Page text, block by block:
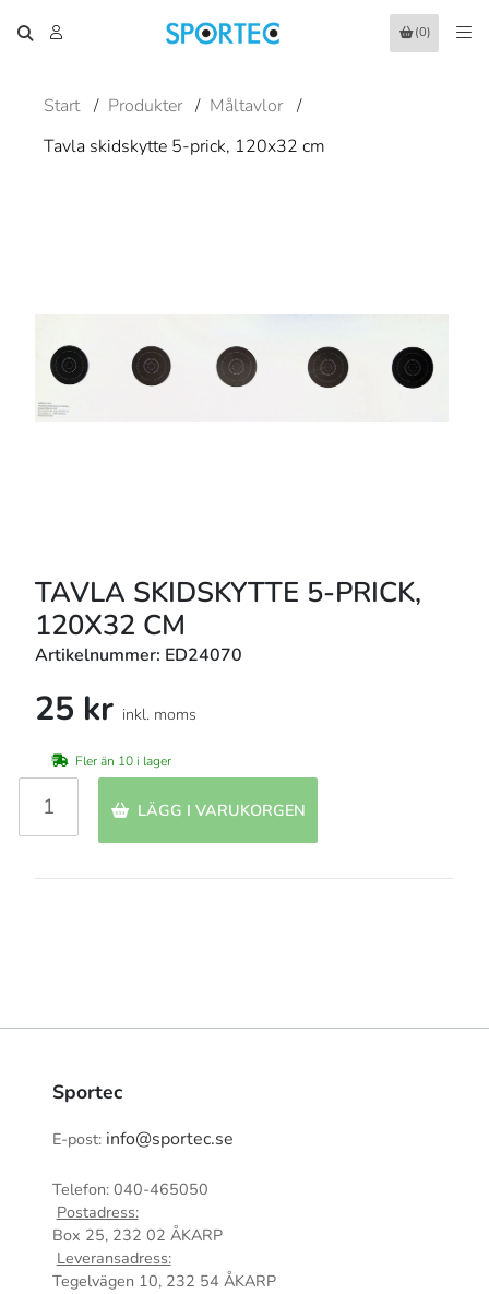
(0)
Start / Produkter / Måltavlor /
Tavla skidskytte 5-prick, 120x32 cm
TAVLA SKIDSKYTTE 5-PRICK,
120X32 CM
Artikelnummer: ED24070
25 kr inkl. moms
Fler än 10 i lager
LÄGG I VARUKORGEN
Sportec
E-post: info@sportec.se
Telefon: 040-465050
Postadress:
Box 25, 232 02 ÅKARP
Leveransadress:
Tegelvägen 10, 232 54 ÅKARP